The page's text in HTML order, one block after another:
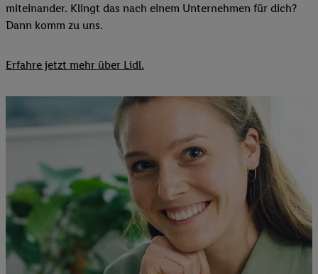
miteinander. Klingt das nach einem Unternehmen für dich?
Dann komm zu uns.​
Erfahre jetzt mehr über Lidl.